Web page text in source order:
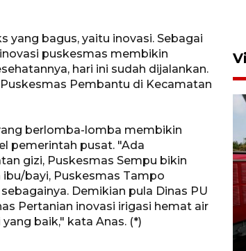
yang bagus, yaitu inovasi. Sebagai
puskesmas membikin
hari ini sudah dijalankan.
Pembantu di Kecamatan
berlomba-lomba membikin
pemerintah pusat. "Ada
gizi, Puskesmas Sempu bikin
bayi, Puskesmas Tampo
Demikian pula Dinas PU
Pertanian inovasi irigasi hemat air
baik," kata Anas. (*)
Basarnas hentikan operasi
kedaruratan KM Mutiara
Sentosa II